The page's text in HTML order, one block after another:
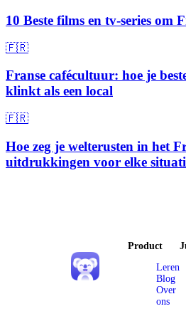
10 Beste films en tv-series om
🇫🇷
Franse cafécultuur: hoe je
klinkt als een local
🇫🇷
Hoe zeg je welterusten in het
uitdrukkingen voor elke
Product
Leren
Blog
Over
ons